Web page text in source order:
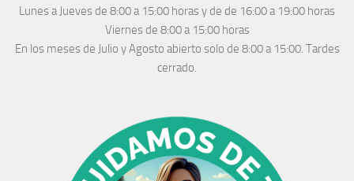
Lunes a Jueves de 8:00 a 15:00 horas y de de 16:00 a 19:00 horas
Viernes de 8:00 a 15:00 horas
En los meses de Julio y Agosto abierto solo de 8:00 a 15:00. Tardes
cerrado.